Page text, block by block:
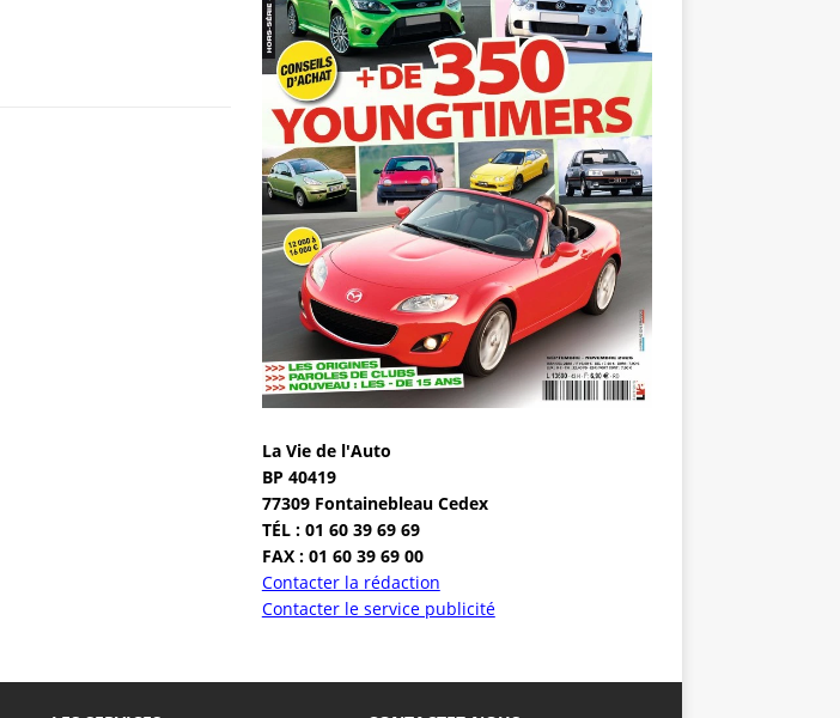
La Vie de l'Auto
BP 40419
77309 Fontainebleau Cedex
TÉL : 01 60 39 69 69
FAX : 01 60 39 69 00
Contacter la rédaction
Contacter le service publicité